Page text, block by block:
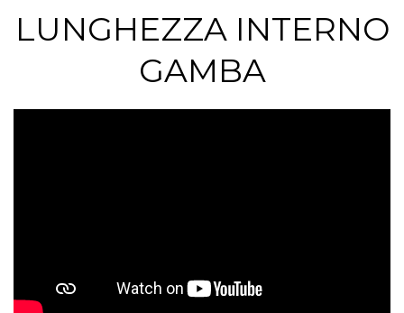
LUNGHEZZA INTERNO
GAMBA